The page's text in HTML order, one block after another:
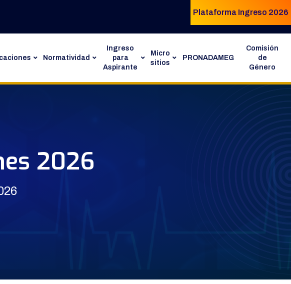
Plataforma Ingreso 2026
Normatividad
Ingreso
para
Aspirante
Micro
sitios
PRONADAMEG
Comisión
de
Género
2026